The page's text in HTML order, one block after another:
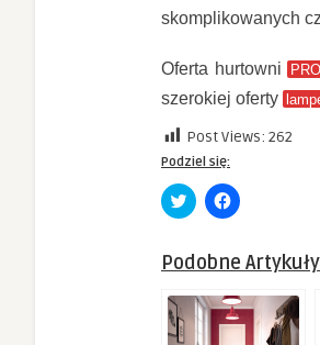
skomplikowanych
Oferta hurtowni
szerokiej oferty
Post Views: 262
Podziel się:
Click
to
Twitter
(Opens
new
window)
Click
to
Facebook
(Opens
new
window)
Podobne